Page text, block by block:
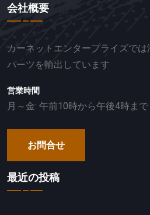
会社概要
カーネットエンタープライズで
パーツを輸出しています
営業時間
月～金: 午前10時から午後4時まで
お問合せ
最近の投稿